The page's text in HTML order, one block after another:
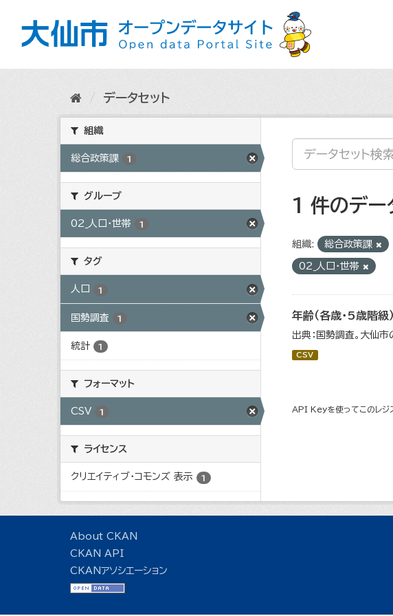
データセット
組織
総合政策課 1
グループ
02_人口・世帯 1
タグ
人口 1
国勢調査 1
統計 1
フォーマット
CSV 1
ライセンス
クリエイティブ・コモンズ 表示 1
1 件のデー
組織: 総合政策課
02_人口・世帯
年齢（各歳・5歳階級
出典：国勢調査。大仙市
CSV
API Keyを使ってこのレジ
About CKAN
CKAN API
CKANアソシエーション